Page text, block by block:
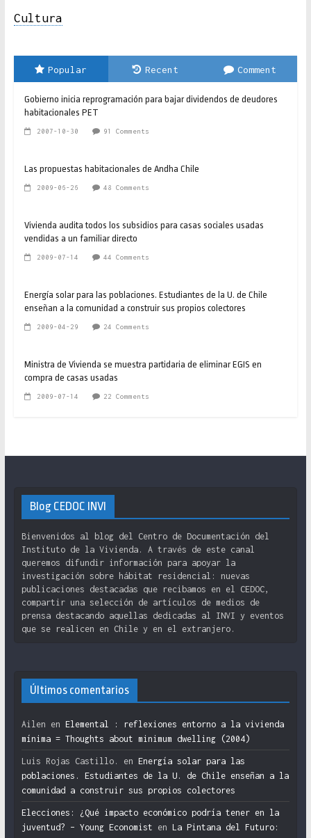
Cultura
Popular Recent Comment
Gobierno inicia reprogramación para bajar dividendos de deudores
habitacionales PET
2007-10-30 91 Comments
Las propuestas habitacionales de Andha Chile
2009-06-26 48 Comments
Vivienda audita todos los subsidios para casas sociales usadas
vendidas a un familiar directo
2009-07-14 44 Comments
Energía solar para las poblaciones. Estudiantes de la U. de Chile
enseñan a la comunidad a construir sus propios colectores
2009-04-29 24 Comments
Ministra de Vivienda se muestra partidaria de eliminar EGIS en
compra de casas usadas
2009-07-14 22 Comments
Blog CEDOC INVI
Bienvenidos al blog del Centro de Documentación del
Instituto de la Vivienda. A través de este canal
queremos difundir información para apoyar la
investigación sobre hábitat residencial: nuevas
publicaciones destacadas que recibamos en el CEDOC,
compartir una selección de artículos de medios de
prensa destacando aquellas dedicadas al INVI y eventos
que se realicen en Chile y en el extranjero.
Últimos comentarios
Ailen en Elemental : reflexiones entorno a la vivienda
mínima = Thoughts about minimum dwelling (2004)
Luis Rojas Castillo. en Energía solar para las
poblaciones. Estudiantes de la U. de Chile enseñan a la
comunidad a construir sus propios colectores
Elecciones: ¿Qué impacto económico podría tener en la
juventud? – Young Economist en La Pintana del Futuro: